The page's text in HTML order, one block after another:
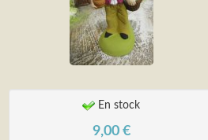
En stock
9,00€